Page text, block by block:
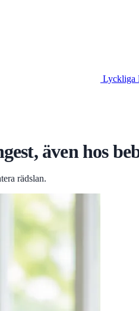
Lyckliga
även hos
rädslan.